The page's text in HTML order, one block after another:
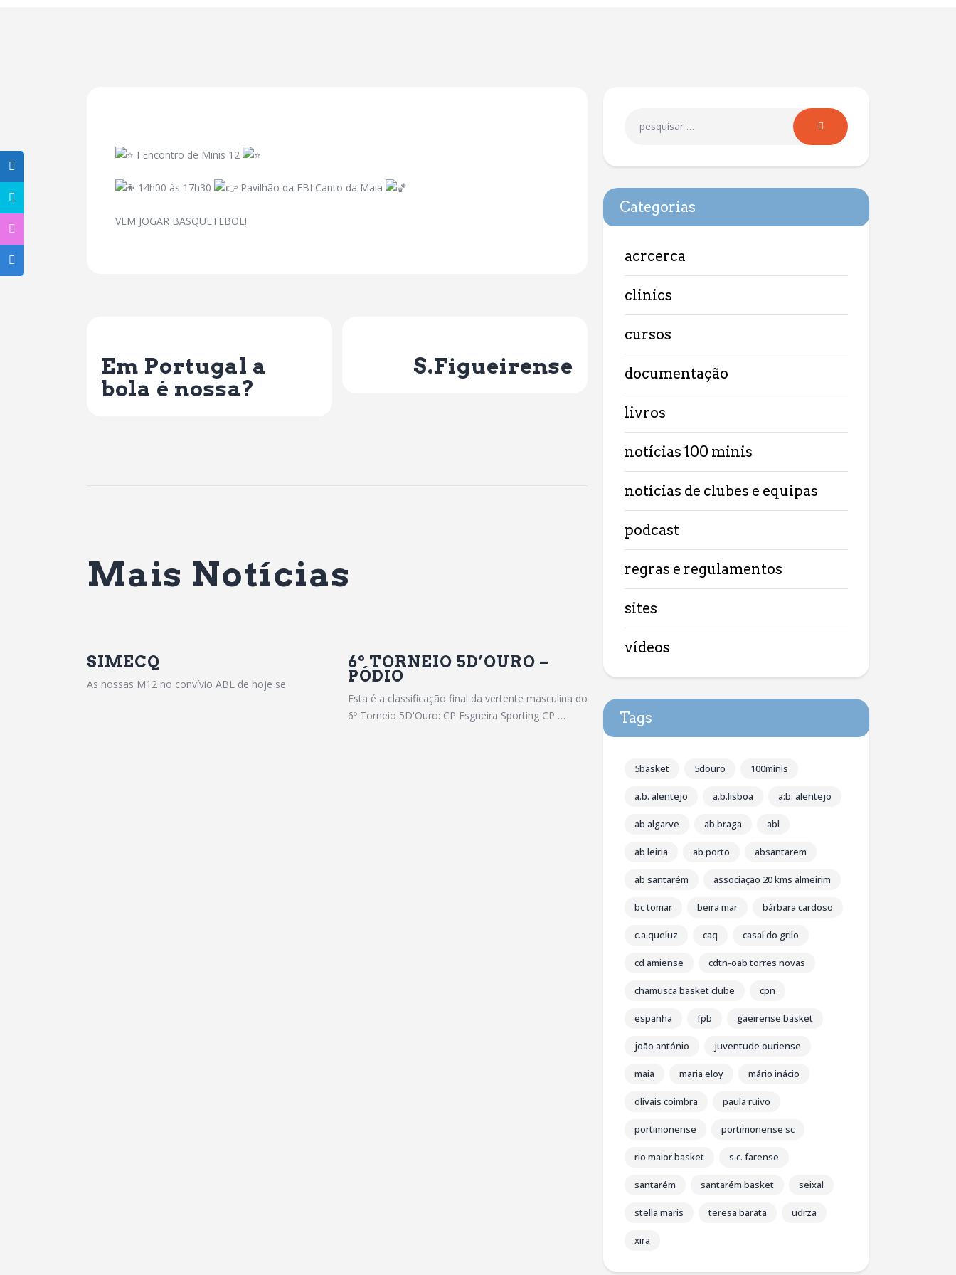
I Encontro de Minis 12
14h00 às 17h30 Pavilhão da EBI Canto da Maia
VEM JOGAR BASQUETEBOL!
Em Portugal a
bola é nossa?
S.Figueirense
Mais Notícias
SIMECQ
As nossas M12 no convívio ABL de hoje se
6º TORNEIO 5D’OURO –
PÓDIO
Esta é a classificação final da vertente masculina do
6º Torneio 5D'Ouro: CP Esgueira Sporting CP …
Categorias
acrcerca
clinics
cursos
documentação
livros
notícias 100 minis
notícias de clubes e equipas
podcast
regras e regulamentos
sites
vídeos
Tags
5basket 5douro 100minis
a.b. alentejo a.b.lisboa a:b: alentejo
ab algarve ab braga abl
ab leiria ab porto absantarem
ab santarém associação 20 kms almeirim
bc tomar beira mar bárbara cardoso
c.a.queluz caq casal do grilo
cd amiense cdtn-oab torres novas
chamusca basket clube cpn
espanha fpb gaeirense basket
joão antónio juventude ouriense
maia maria eloy mário inácio
olivais coimbra paula ruivo
portimonense portimonense sc
rio maior basket s.c. farense
santarém santarém basket seixal
stella maris teresa barata udrza
xira